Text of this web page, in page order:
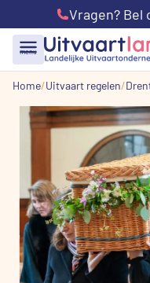
Vragen? Bel
menu
Home Uitvaart regelen